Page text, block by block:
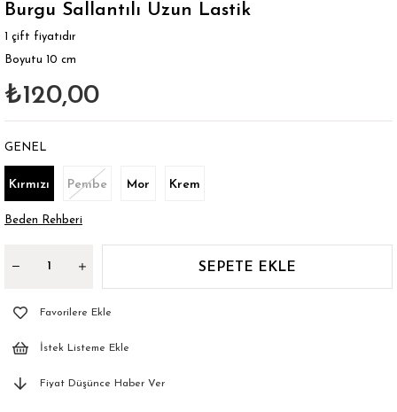
Burgu Sallantılı Uzun Lastik
1 çift fiyatıdır
Boyutu 10 cm
₺120,00
GENEL
Kırmızı Pembe Mor Krem
Beden Rehberi
Favorilere Ekle
İstek Listeme Ekle
Fiyat Düşünce Haber Ver